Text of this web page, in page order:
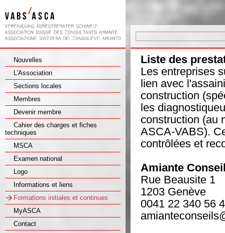
Nouvelles
L'Association
Sections locales
Membres
Devenir membre
Cahier des charges et fiches
techniques
MSCA
Examen national
Logo
Informations et liens
Formations initiales et continues
MyASCA
Contact
Liste des
Les entreprises
lien avec
construction
les
construction (au
ASCA-VABS).
contrôlées et
Amiante
Rue Beausite 1
1203 Genève
0041 22 340 56